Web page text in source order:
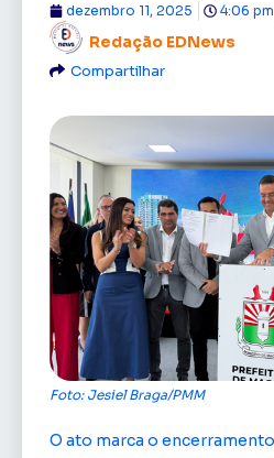
Redação EDNews
dezembro 11, 2025 4:06 pm
Compartilhar
Foto: Jesiel Braga/PMM
O ato marca o